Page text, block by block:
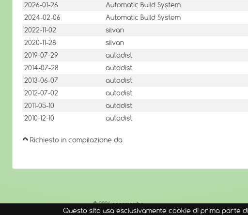
Questo sito usa esclusivamente cookie di prima parte
2026-01-26
Automatic Build System
2024-02-06
Automatic Build System
2022-11-02
silvan
2020-11-28
silvan
2019-07-29
autodist
2014-07-28
autodist
2013-06-07
autodist
2012-07-02
autodist
2011-05-10
autodist
2010-12-10
autodist
Richiesto in compilazione da
© 2026openmamba